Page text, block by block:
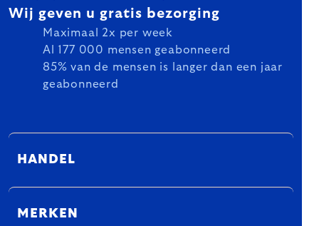
Wij geven u gratis bezorging
Maximaal 2x per week
Al 177 000 mensen geabonneerd
85% van de mensen is langer dan een jaar
geabonneerd
HANDEL
MERKEN